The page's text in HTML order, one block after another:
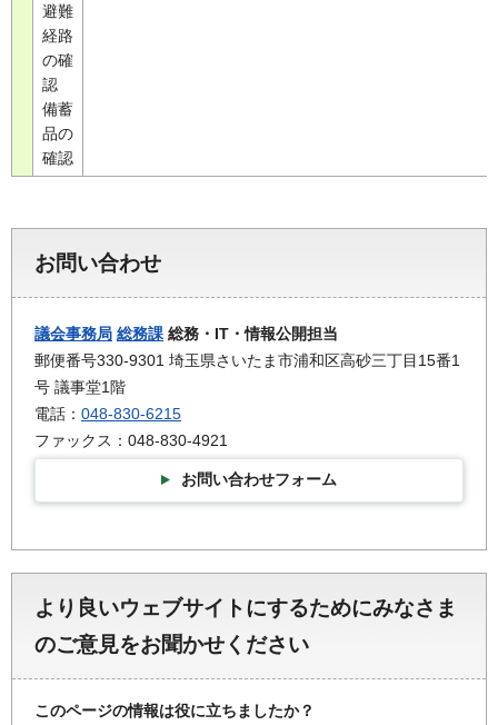
避難
経路
の確
認
備蓄
品の
確認
お問い合わせ
議会事務局 総務課 総務・IT・情報公開担当
郵便番号330-9301 埼玉県さいたま市浦和区高砂三丁目15番1
号 議事堂1階
電話： 048-830-6215
ファックス：048-830-4921
お問い合わせフォーム
より良いウェブサイトにするためにみなさま
のご意見をお聞かせください
このページの情報は役に立ちましたか？